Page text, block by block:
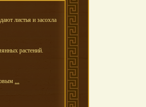
листья и засохла
растений.
...